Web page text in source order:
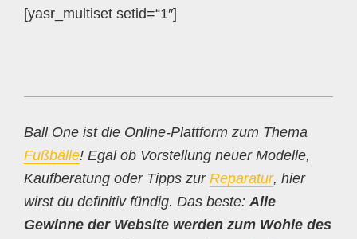
[yasr_multiset setid=“1″]
Ball One ist die Online-Plattform zum Thema
Fußbälle! Egal ob Vorstellung neuer Modelle,
Kaufberatung oder Tipps zur Reparatur, hier
wirst du definitiv fündig. Das beste: Alle
Gewinne der Website werden zum Wohle des